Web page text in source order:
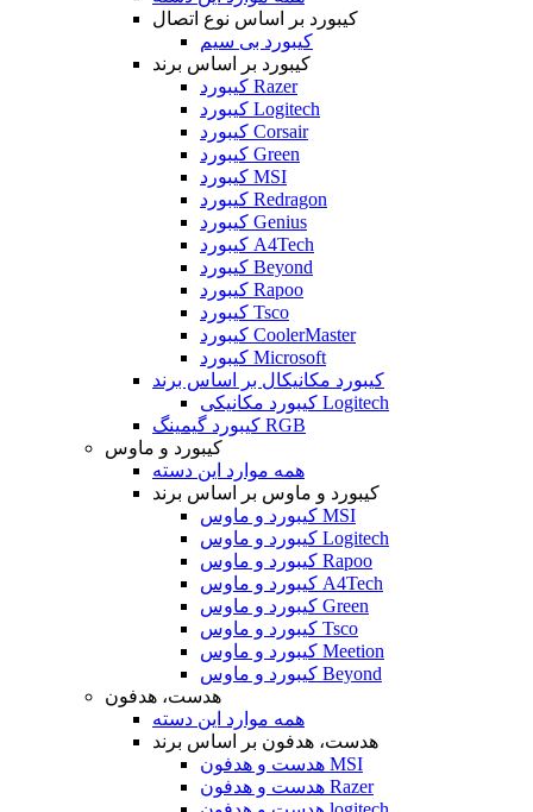
کیبورد بر اساس نوع اتصال
کیبورد بی سیم
کیبورد بر اساس برند
کیبورد Razer
کیبورد Logitech
کیبورد Corsair
کیبورد Green
کیبورد MSI
کیبورد Redragon
کیبورد Genius
کیبورد A4Tech
کیبورد Beyond
کیبورد Rapoo
کیبورد Tsco
کیبورد CoolerMaster
کیبورد Microsoft
کیبورد مکانیکال بر اساس برند
کیبورد مکانیکی Logitech
کیبورد گیمینگ RGB
کیبورد و ماوس
همه موارد این دسته
کیبورد و ماوس بر اساس برند
کیبورد و ماوس MSI
کیبورد و ماوس Logitech
کیبورد و ماوس Rapoo
کیبورد و ماوس A4Tech
کیبورد و ماوس Green
کیبورد و ماوس Tsco
کیبورد و ماوس Meetion
کیبورد و ماوس Beyond
هدست، هدفون
همه موارد این دسته
هدست، هدفون بر اساس برند
هدست و هدفون MSI
هدست و هدفون Razer